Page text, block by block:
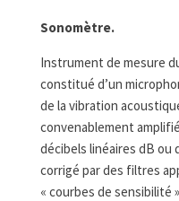
Sonomètre.
Instrument de mesure
constitué d’un
de la vibration
convenablement
décibels linéaires dB ou
corrigé par des filtres
« courbes de sensibilité